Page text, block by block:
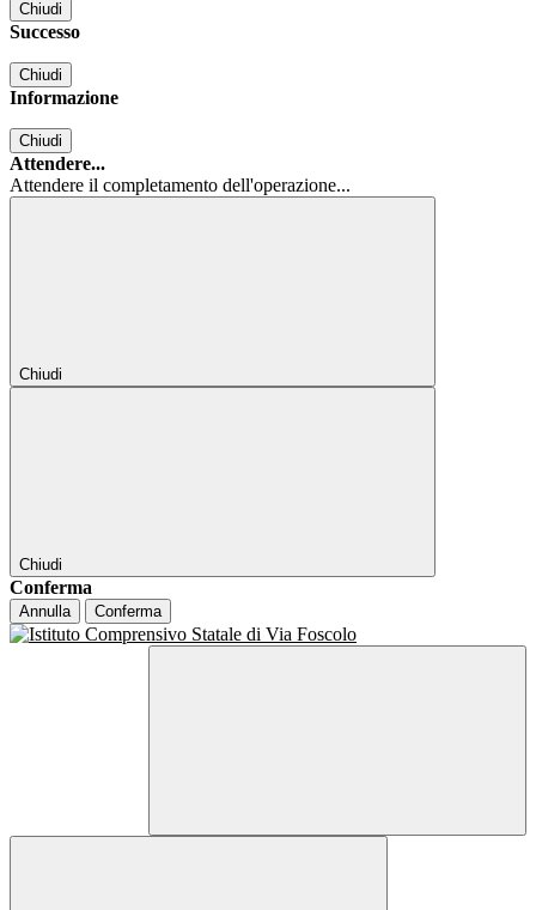
Chiudi
Successo
Chiudi
Informazione
Chiudi
Attendere...
Attendere il completamento dell'operazione...
Chiudi
Chiudi
Conferma
Annulla Conferma